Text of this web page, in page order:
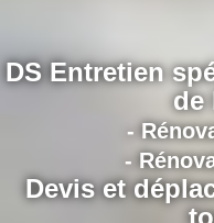
DS Entretien
de
-
-
Devis et